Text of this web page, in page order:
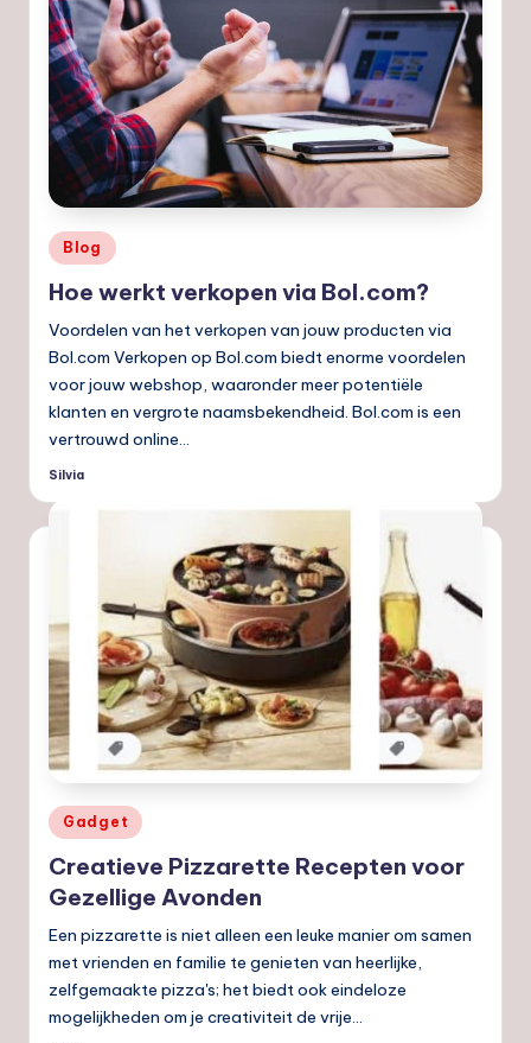
Geplaatst
in
Blog
Hoe werkt verkopen via Bol.com?
Voordelen van het verkopen van jouw producten via
Bol.com Verkopen op Bol.com biedt enorme voordelen
voor jouw webshop, waaronder meer potentiële
klanten en vergrote naamsbekendheid. Bol.com is een
vertrouwd online…
Geplaatst
Silvia
Geplaatst
in
Gadget
Creatieve Pizzarette Recepten voor
Gezellige Avonden
Een pizzarette is niet alleen een leuke manier om samen
met vrienden en familie te genieten van heerlijke,
zelfgemaakte pizza's; het biedt ook eindeloze
mogelijkheden om je creativiteit de vrije…